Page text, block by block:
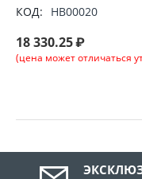
КОД:
НВ00020
18 330.25₽
(цена может отличаться